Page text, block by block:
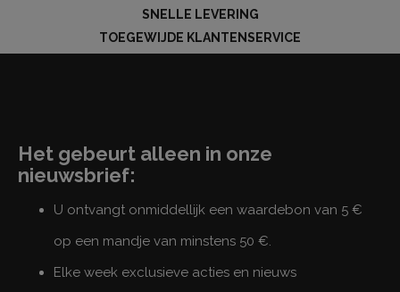
SNELLE LEVERING
TOEGEWIJDE KLANTENSERVICE
Het gebeurt alleen in onze
nieuwsbrief:
U ontvangt onmiddellijk een waardebon van 5 €
op een mandje van minstens 50 €.
Elke week exclusieve acties en nieuws